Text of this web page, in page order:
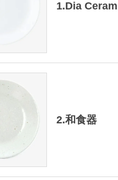
1.Dia Ceram
2.和食器